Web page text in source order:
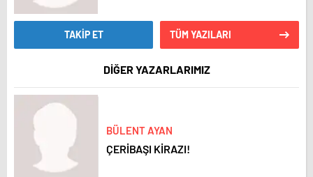
TAKİP ET TÜM YAZILARI
DİĞER YAZARLARIMIZ
BÜLENT AYAN
ÇERİBAŞI KİRAZI!